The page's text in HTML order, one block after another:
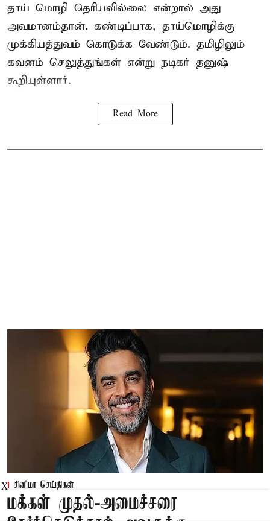
தாய் மொழி தெரியவில்லை என்றால் அது
அவமானம்தான். கண்டிப்பாக, தாய்மொழிக்கு
முக்கியத்துவம் கொடுக்க வேண்டும். தமிழிலும்
கவனம் செலுத்துங்கள் என்று நடிகர் தனுஷ்
கூறியுள்ளார்.
Read More
சினிமா செய்திகள்
மக்கள் முதல்-அமைச்சரை
X